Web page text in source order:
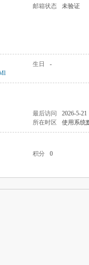
邮箱状态 未验证
生日
-
最后访问
2026-5-21
所在时区 使用系统
积分
0